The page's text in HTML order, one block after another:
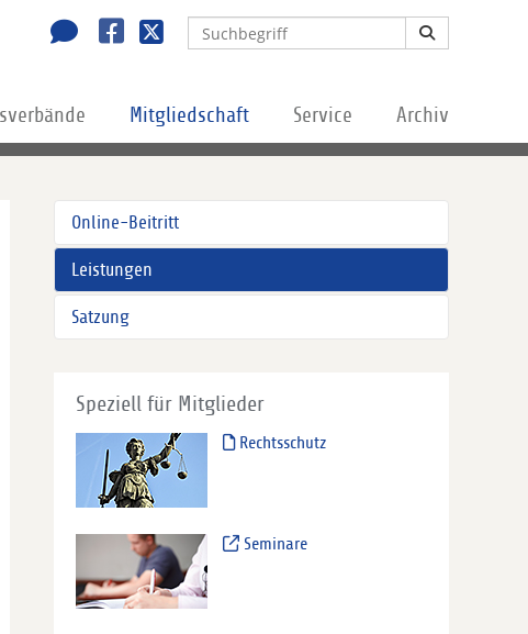
Mitgliedschaft Service Archiv
Online-Beitritt
Leistungen
Satzung
Speziell für Mitglieder
Rechtsschutz
Seminare